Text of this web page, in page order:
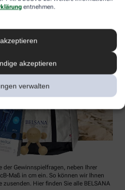
entnehmen.
akzeptieren
verwalten
der Gewinnspielfragen, neben Ihrer
Maß in cm ein. So können wir Ihnen
Hier finden Sie alle BELSANA